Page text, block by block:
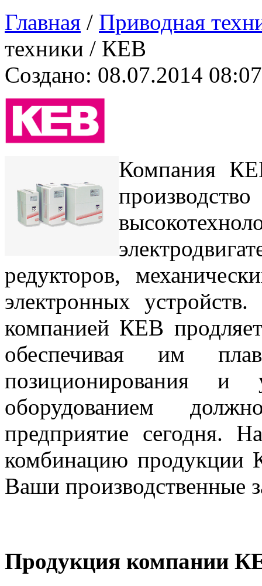
Главная / Приводная
техники / КЕВ
Создано: 08.07.2014 08:07
Компания
редукторов,
электронных
компанией КЕВ продляет
обеспечивая им
позиционирования и
оборудованием
предприятие сегодня.
комбинацию продукции
Ваши производственные
Продукция компании